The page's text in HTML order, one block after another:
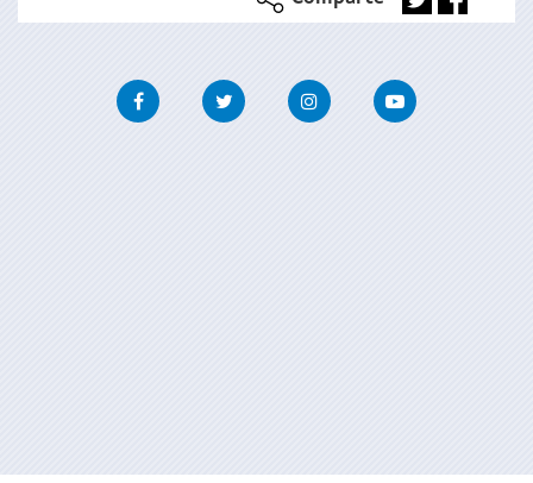
FacebookTwitter InstagramYoutube